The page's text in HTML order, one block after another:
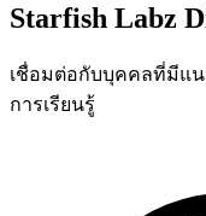
Starfish Labz
เชื่อมต่อกับบุคคลที่มีแ
การเรียนรู้